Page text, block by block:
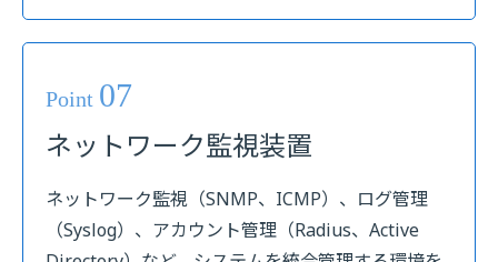
Point 07
ネットワーク監視装置
ネットワーク監視（SNMP、ICMP）、ログ管理
（Syslog）、アカウント管理（Radius、Active